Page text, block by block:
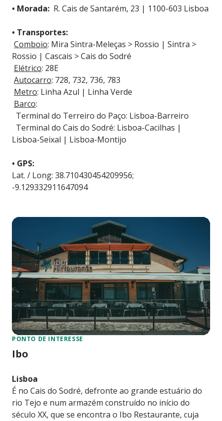
• Morada: R. Cais de Santarém, 23 | 1100-603 Lisboa
• Transportes:
Comboio: Mira Sintra-Meleças > Rossio | Sintra >
Rossio | Cascais > Cais do Sodré
Elétrico: 28E
Autocarro: 728, 732, 736, 783
Metro: Linha Azul | Linha Verde
Barco:
Terminal do Terreiro do Paço: Lisboa-Barreiro
Terminal do Cais do Sodré: Lisboa-Cacilhas |
Lisboa-Seixal | Lisboa-Montijo
• GPS:
Lat. / Long: 38.710430454209956;
-9.129332911647094
PONTO DE INTERESSE
Ibo
Lisboa
É no Cais do Sodré, defronte ao grande estuário do
rio Tejo e num armazém construído no início do
século XX, que se encontra o Ibo Restaurante, cuja